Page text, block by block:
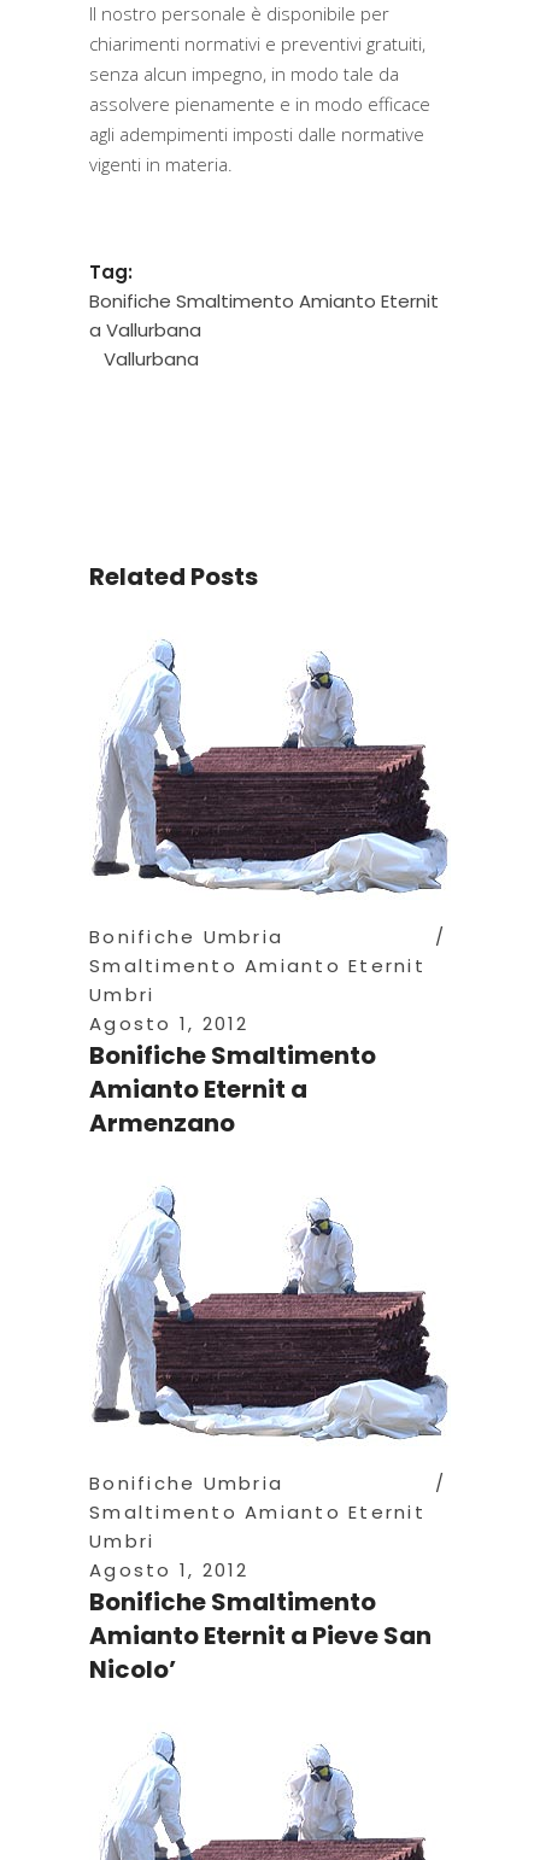
Il nostro personale è disponibile per
chiarimenti normativi e preventivi gratuiti,
senza alcun impegno, in modo tale da
assolvere pienamente e in modo efficace
agli adempimenti imposti dalle normative
vigenti in materia.
Tag:
Bonifiche Smaltimento Amianto Eternit
a Vallurbana
Vallurbana
Related Posts
Bonifiche Umbria
Smaltimento Amianto Eternit
Umbri
Agosto 1, 2012
Bonifiche Smaltimento
Amianto Eternit a
Armenzano
Bonifiche Umbria
Smaltimento Amianto Eternit
Umbri
Agosto 1, 2012
Bonifiche Smaltimento
Amianto Eternit a Pieve San
Nicolo’